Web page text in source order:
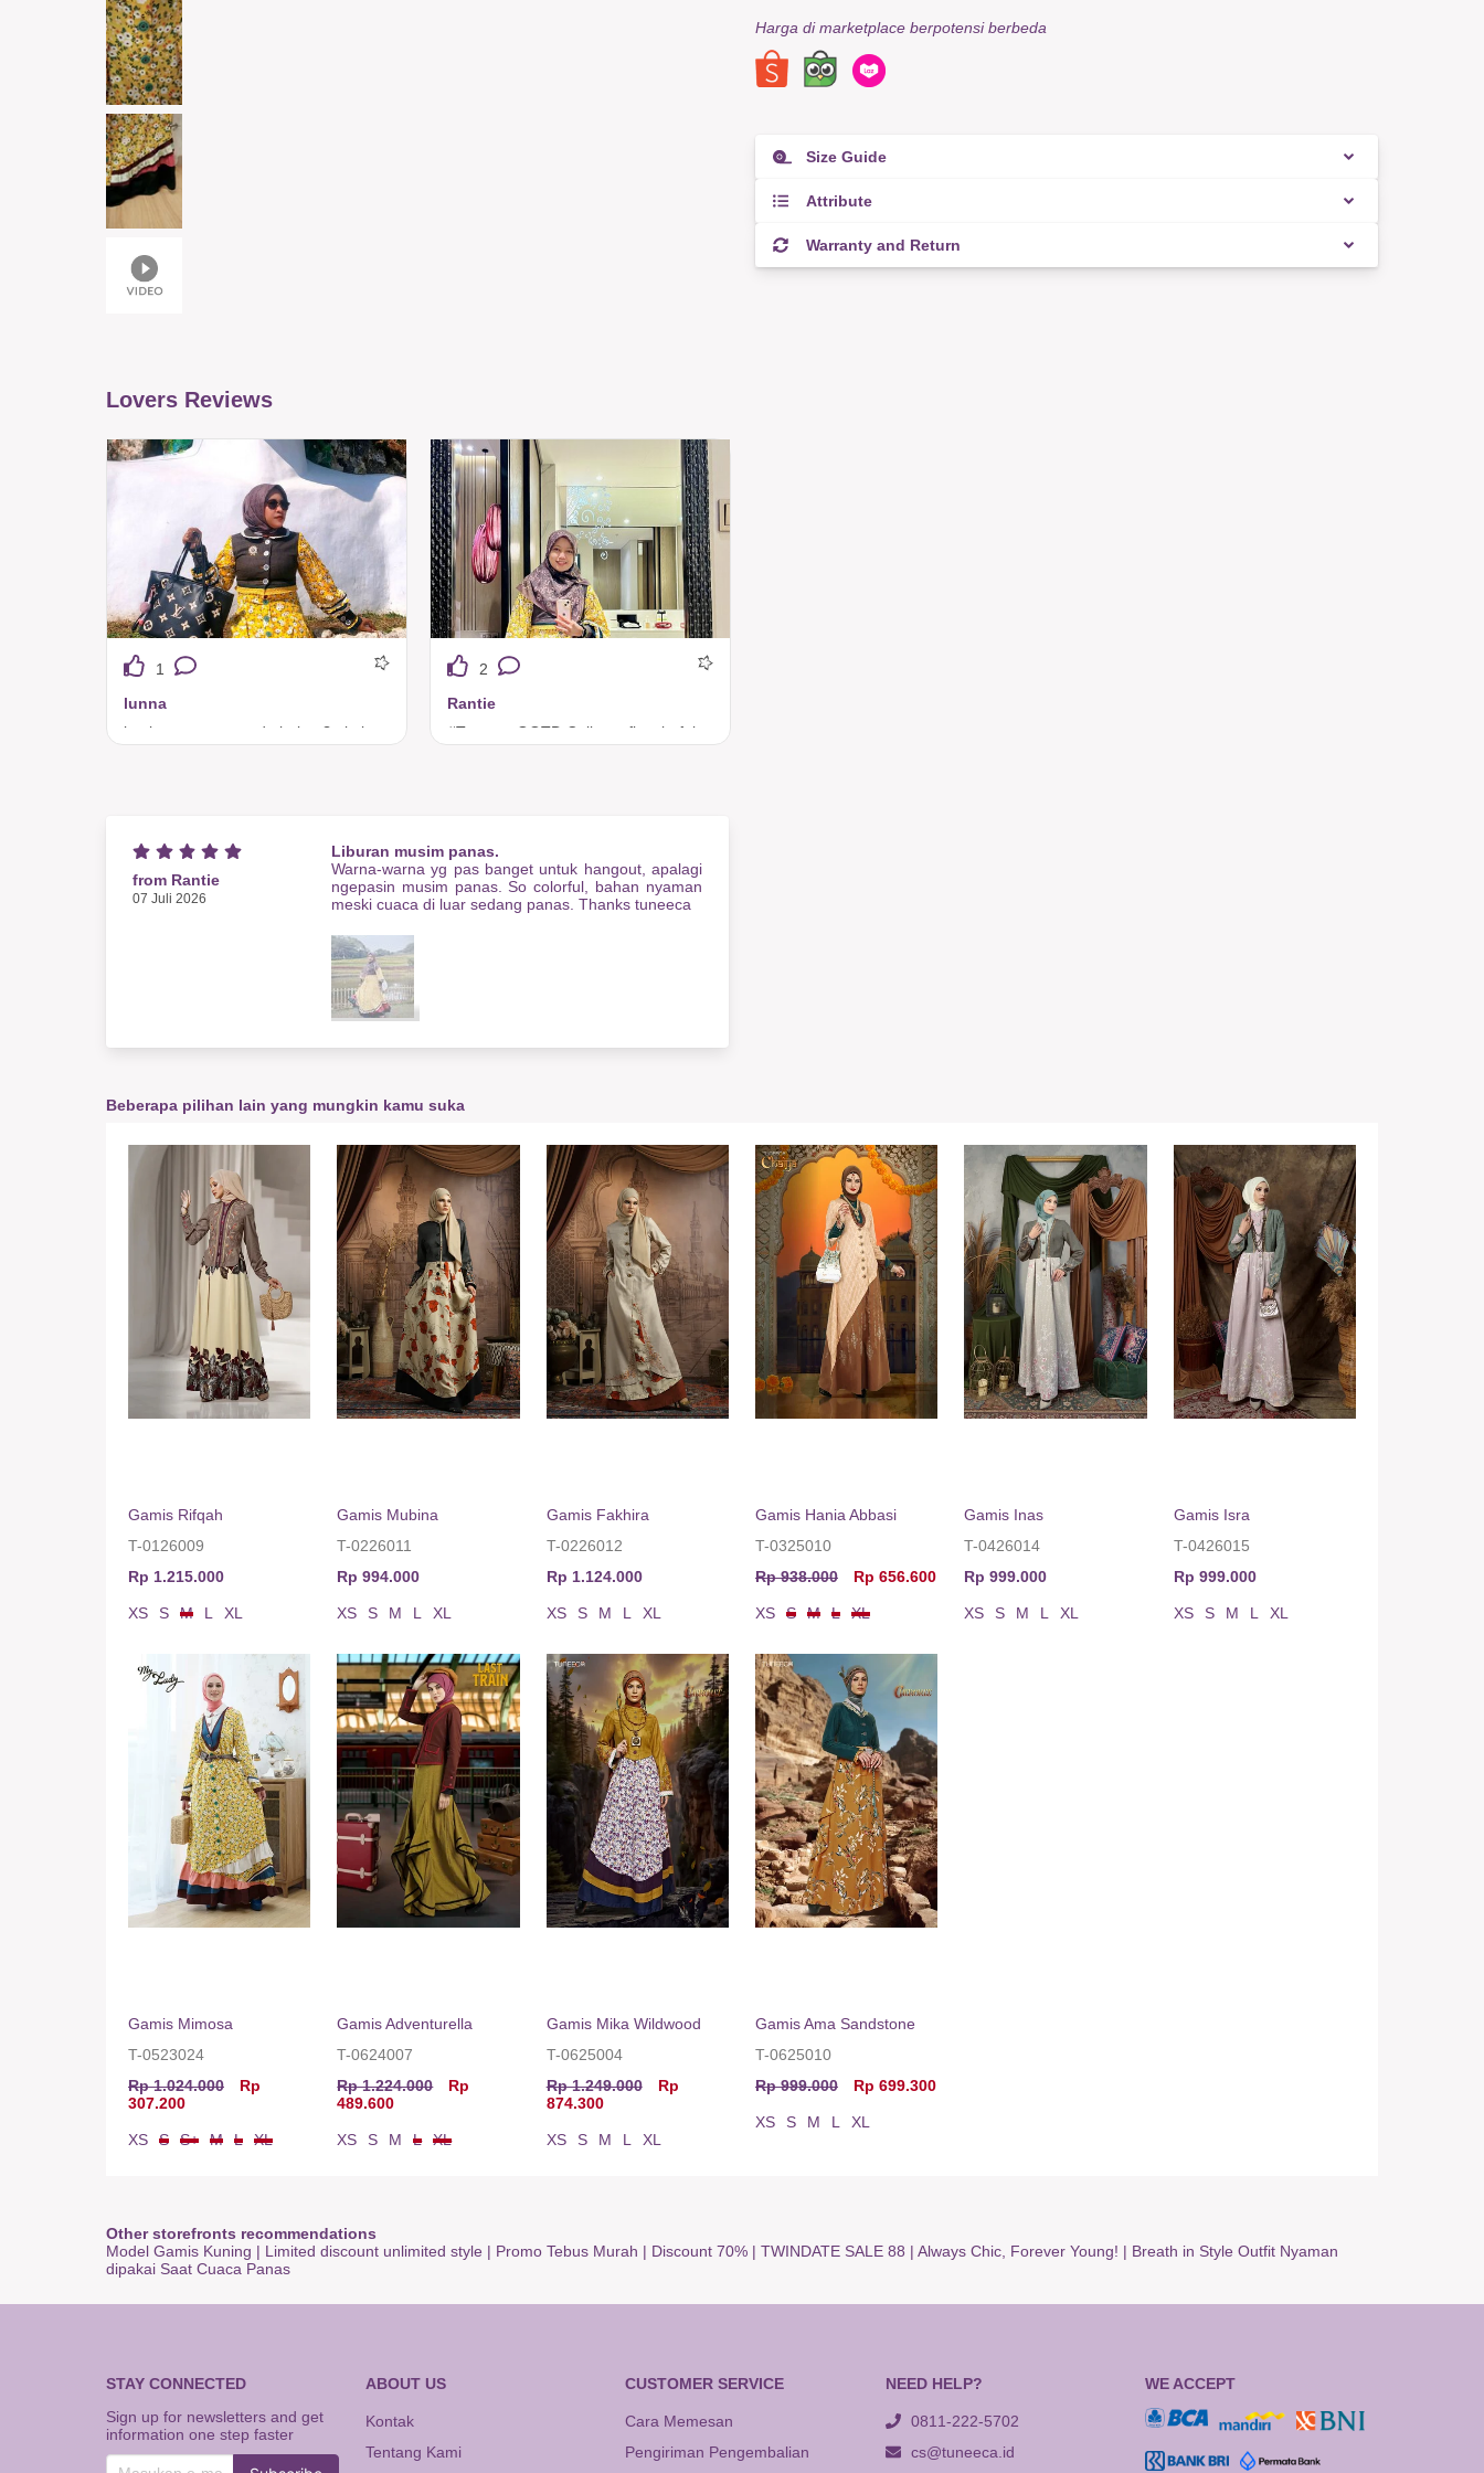
Harga di marketplace berpotensi berbeda
Size Guide
Attribute
Warranty and Return
Lovers Reviews
1
lunna
2
Rantie
from Rantie
07 Juli 2026
Liburan musim panas.
Warna-warna yg pas banget untuk hangout, apalagi
ngepasin musim panas. So colorful, bahan nyaman
meski cuaca di luar sedang panas. Thanks tuneeca
Beberapa pilihan lain yang mungkin kamu suka
Gamis Rifqah
T-0126009
Rp 1.215.000
XS S M L XL
Gamis Mubina
T-0226011
Rp 994.000
XS S M L XL
Gamis Fakhira
T-0226012
Rp 1.124.000
XS S M L XL
Gamis Hania Abbasi
T-0325010
Rp 938.000
Rp 656.600
XS S M L XL
Gamis Inas
T-0426014
Rp 999.000
XS S M L XL
Gamis Isra
T-0426015
Rp 999.000
XS S M L XL
Gamis Mimosa
T-0523024
Rp 1.024.000
Rp
307.200
XS S S+ M L XL
Gamis Adventurella
T-0624007
Rp 1.224.000
Rp
489.600
XS S M L XL
Gamis Mika Wildwood
T-0625004
Rp 1.249.000
Rp
874.300
XS S M L XL
Gamis Ama Sandstone
T-0625010
Rp 999.000
Rp 699.300
XS S M L XL
Other storefronts recommendations
Model Gamis Kuning | Limited discount unlimited style | Promo Tebus Murah | Discount 70% | TWINDATE SALE 88 | Always Chic, Forever Young! | Breath in Style Outfit Nyaman
dipakai Saat Cuaca Panas
STAY CONNECTED
Sign up for newsletters and get
information one step faster
ABOUT US
Kontak
Tentang Kami
CUSTOMER SERVICE
Cara Memesan
Pengiriman Pengembalian
NEED HELP?
0811-222-5702
cs@tuneeca.id
WE ACCEPT